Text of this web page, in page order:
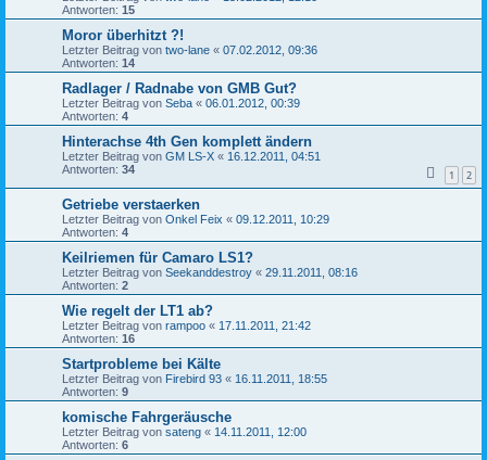
Antworten: 15
Moror überhitzt ?!
Letzter Beitrag von two-lane « 07.02.2012, 09:36
Antworten: 14
Radlager / Radnabe von GMB Gut?
Letzter Beitrag von Seba « 06.01.2012, 00:39
Antworten: 4
Hinterachse 4th Gen komplett ändern
Letzter Beitrag von GM LS-X « 16.12.2011, 04:51
Antworten: 34 1 2
Getriebe verstaerken
Letzter Beitrag von Onkel Feix « 09.12.2011, 10:29
Antworten: 4
Keilriemen für Camaro LS1?
Letzter Beitrag von Seekanddestroy « 29.11.2011, 08:16
Antworten: 2
Wie regelt der LT1 ab?
Letzter Beitrag von rampoo « 17.11.2011, 21:42
Antworten: 16
Startprobleme bei Kälte
Letzter Beitrag von Firebird 93 « 16.11.2011, 18:55
Antworten: 9
komische Fahrgeräusche
Letzter Beitrag von sateng « 14.11.2011, 12:00
Antworten: 6